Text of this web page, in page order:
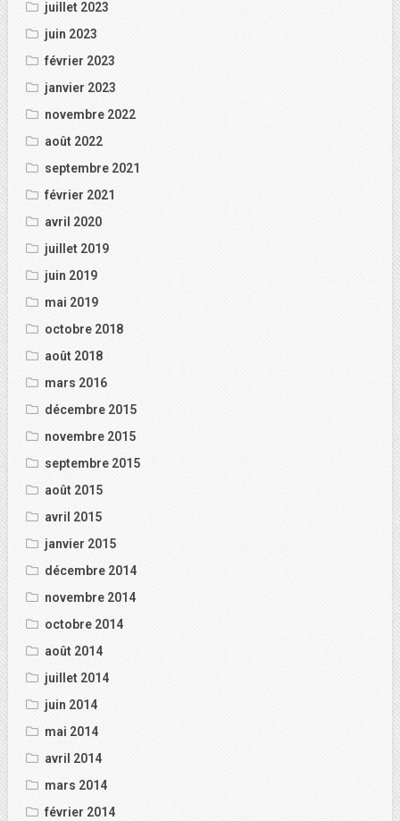
juillet 2023
juin 2023
février 2023
janvier 2023
novembre 2022
août 2022
septembre 2021
février 2021
avril 2020
juillet 2019
juin 2019
mai 2019
octobre 2018
août 2018
mars 2016
décembre 2015
novembre 2015
septembre 2015
août 2015
avril 2015
janvier 2015
décembre 2014
novembre 2014
octobre 2014
août 2014
juillet 2014
juin 2014
mai 2014
avril 2014
mars 2014
février 2014